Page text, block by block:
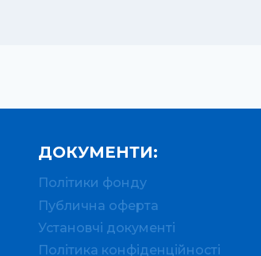
ДОКУМЕНТИ:
Політики фонду
Публична оферта
Установчі документі
Політика конфіденційності